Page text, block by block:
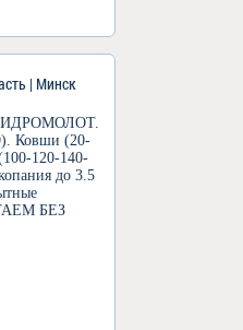
| Минск
ГИДРОМОЛОТ.
Ковши (20-
120-140-
до 3.5
БЕЗ